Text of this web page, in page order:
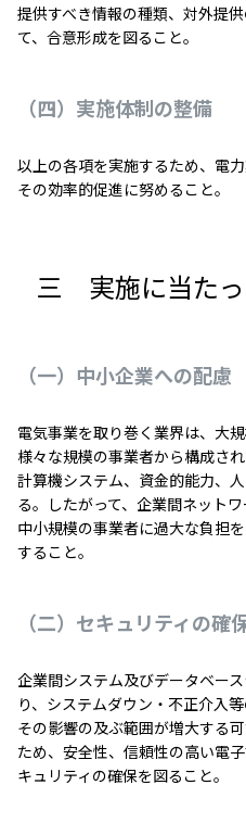
提供すべき情報の種類、対外提
て、合意形成を図ること。
（四）実施体制の整備
以上の各項を実施するため、電
その効率的促進に努めること。
三 実施に当たっ
（一）中小企業への配慮
電気事業を取り巻く業界は、大
様々な規模の事業者から構成さ
計算機システム、資金的能力、
る。したがって、企業間ネット
中小規模の事業者に過大な負担
すること。
（二）セキュリティの確
企業間システム及びデータベー
り、システムダウン・不正介入
その影響の及ぶ範囲が増大する
ため、安全性、信頼性の高い電
キュリティの確保を図ること。